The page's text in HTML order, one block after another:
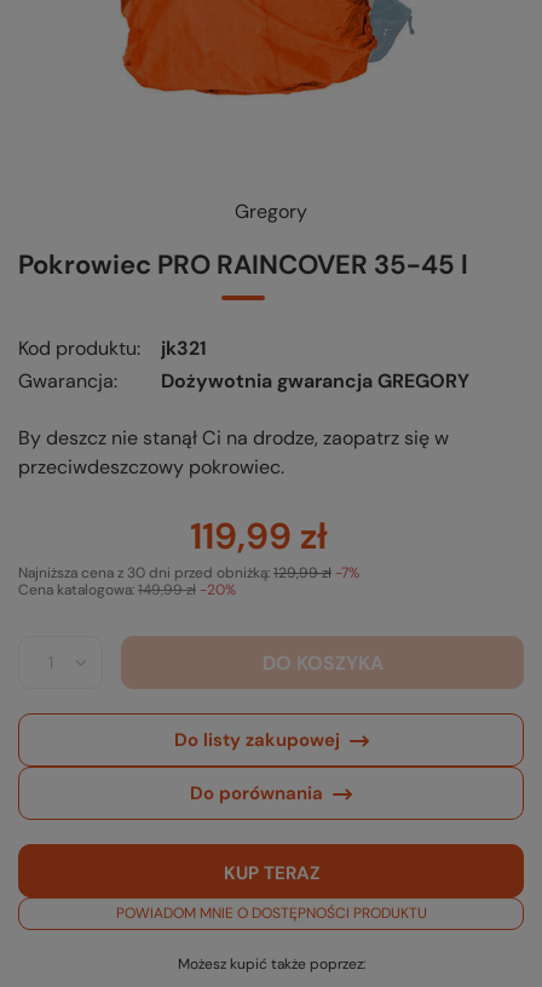
KUP-SPRAWDŹ-WYMIEŃ
Gregory
Pokrowiec PRO RAINCOVER 35-45 l
Kod produktu
jk321
Gwarancja
Dożywotnia gwarancja GREGORY
By deszcz nie stanął Ci na drodze, zaopatrz się w
przeciwdeszczowy pokrowiec.
119,99 zł
Cena katalogowa:149,99 zł -20%
Najniższa cena z 30 dni przed obniżką:129,99 zł -7%
DO KOSZYKA
Do listy zakupowej
Do porównania
KUP TERAZ
POWIADOM MNIE O DOSTĘPNOŚCI PRODUKTU
Możesz kupić także poprzez: